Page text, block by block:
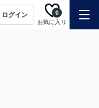
ログイン
お気に入り
0